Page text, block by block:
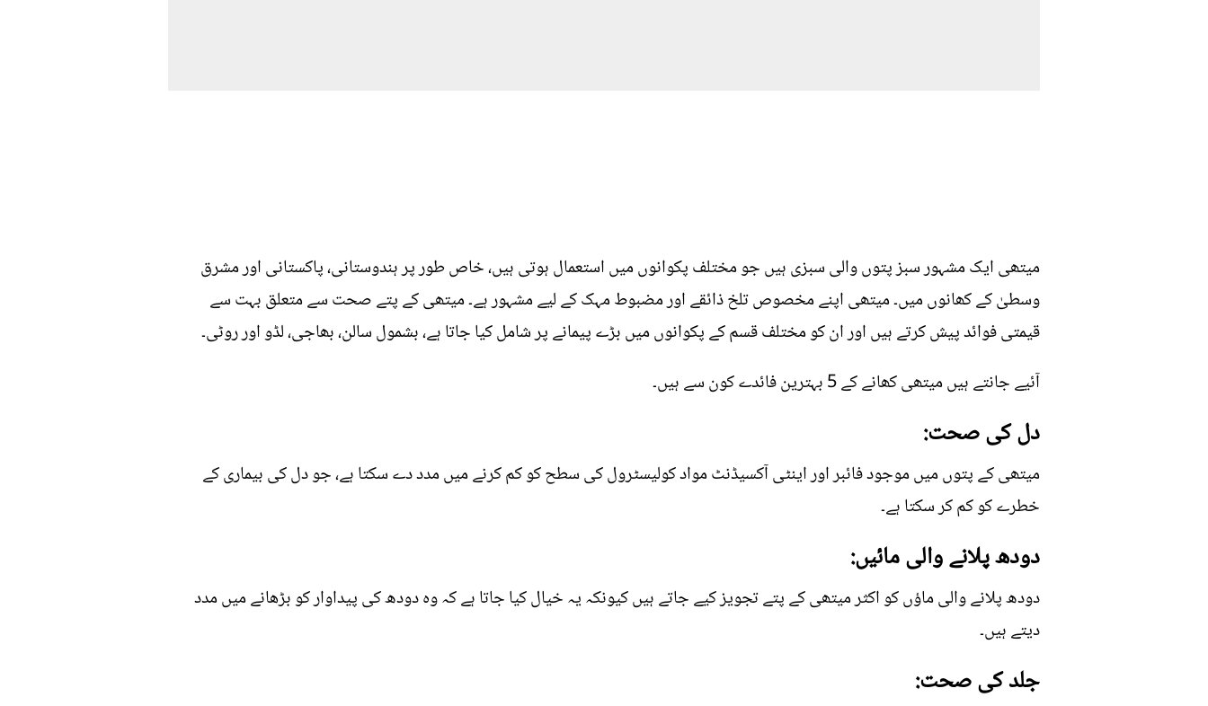
میتھی ایک مشہور سبز پتوں والی سبزی ہیں جو مختلف پکوانوں میں استعمال ہوتی ہیں، خاص طور پر ہندوستانی، پاکستانی اور مشرق
وسطیٰ کے کھانوں میں۔ میتھی اپنے مخصوص تلخ ذائقے اور مضبوط مہک کے لیے مشہور ہے۔ میتھی کے پتے صحت سے متعلق بہت سے
قیمتی فوائد پیش کرتے ہیں اور ان کو مختلف قسم کے پکوانوں میں بڑے پیمانے پر شامل کیا جاتا ہے، بشمول سالن، بھاجی، لڈو اور روٹی۔
آئیے جانتے ہیں میتھی کھانے کے 5 بہترین فائدے کون سے ہیں۔
دل کی صحت:
میتھی کے پتوں میں موجود فائبر اور اینٹی آکسیڈنٹ مواد کولیسٹرول کی سطح کو کم کرنے میں مدد دے سکتا ہے، جو دل کی بیماری کے
خطرے کو کم کر سکتا ہے۔
دودھ پلانے والی مائیں:
دودھ پلانے والی ماؤں کو اکثر میتھی کے پتے تجویز کیے جاتے ہیں کیونکہ یہ خیال کیا جاتا ہے کہ وہ دودھ کی پیداوار کو بڑھانے میں مدد
دیتے ہیں۔
جلد کی صحت: